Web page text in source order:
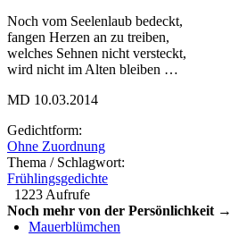
Noch vom Seelenlaub bedeckt,
fangen Herzen an zu treiben,
welches Sehnen nicht versteckt,
wird nicht im Alten bleiben …
MD 10.03.2014
Gedichtform:
Ohne Zuordnung
Thema / Schlagwort:
Frühlingsgedichte
1223 Aufrufe
Noch mehr von der Persönlichkeit →
Mauerblümchen